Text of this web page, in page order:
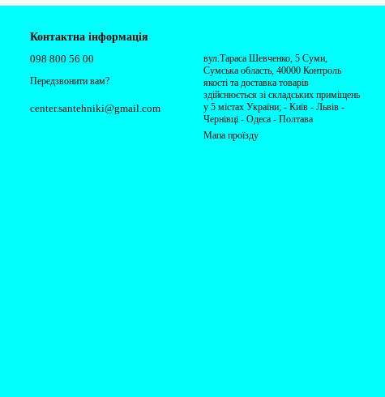
Контактна інформація
098 800 56 00
Передзвонити вам?
center.santehniki@gmail.com
вул.Тараса Шевченко, 5 Суми,
Сумська область, 40000 Контроль
якості та доставка товарів
здійснюється зі складських приміщень
у 5 містах України; - Київ - Львів -
Чернівці - Одеса - Полтава
Мапа проїзду